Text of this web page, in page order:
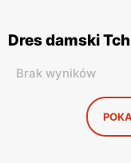
Dres damski
Brak wyników